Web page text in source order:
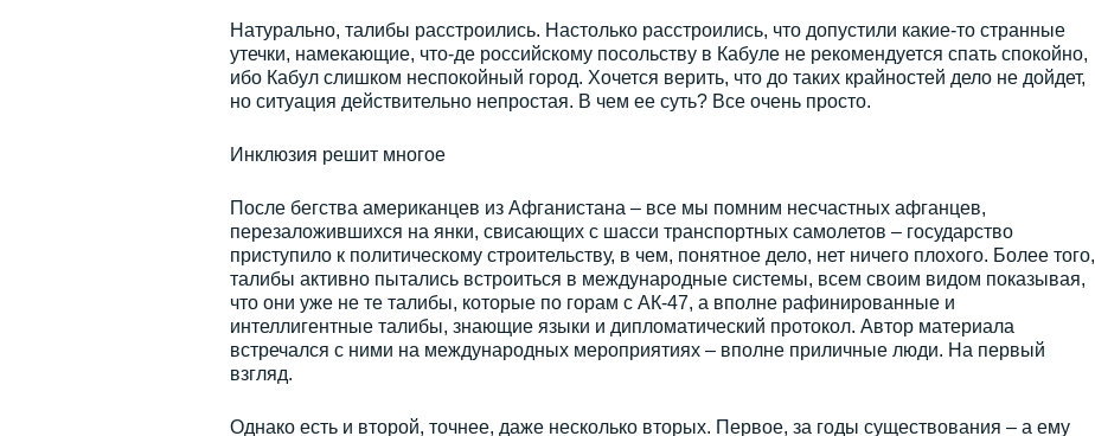
Натурально, талибы расстроились. Настолько расстроились, что допустили какие-то странные
утечки, намекающие, что-де российскому посольству в Кабуле не рекомендуется спать спокойно,
ибо Кабул слишком неспокойный город. Хочется верить, что до таких крайностей дело не дойдет,
но ситуация действительно непростая. В чем ее суть? Все очень просто.
Инклюзия решит многое
После бегства американцев из Афганистана – все мы помним несчастных афганцев,
перезаложившихся на янки, свисающих с шасси транспортных самолетов – государство
приступило к политическому строительству, в чем, понятное дело, нет ничего плохого. Более того,
талибы активно пытались встроиться в международные системы, всем своим видом показывая,
что они уже не те талибы, которые по горам с АК-47, а вполне рафинированные и
интеллигентные талибы, знающие языки и дипломатический протокол. Автор материала
встречался с ними на международных мероприятиях – вполне приличные люди. На первый
взгляд.
Однако есть и второй, точнее, даже несколько вторых. Первое, за годы существования – а ему